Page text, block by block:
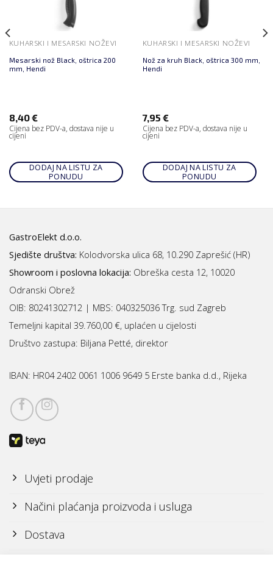
KUHARSKI I MESARSKI NOŽEVI
Mesarski nož Black, oštrica 200
mm, Hendi
8,40€
Cijena bez PDV-a, dostava nije u
cijeni
DODAJ NA LISTU ZA
PONUDU
KUHARSKI I MESARSKI NOŽEVI
Nož za kruh Black, oštrica 300 mm,
Hendi
7,95 €
Cijena bez PDV-a, dostava nije u
cijeni
DODAJ NA LISTU ZA
PONUDU
GastroElekt d.o.o.
Sjedište društva: Kolodvorska ulica 68, 10.290 Zaprešić (HR)
Showroom i poslovna lokacija: Obreška cesta 12, 10020
Odranski Obrež
OIB: 80241302712 | MBS: 040325036 Trg. sud Zagreb
Temeljni kapital 39.760,00 €, uplaćen u cijelosti
Društvo zastupa: Biljana Petté, direktor
IBAN: HR04 2402 0061 1006 9649 5 Erste banka d.d., Rijeka
Uvjeti prodaje
Načini plaćanja proizvoda i usluga
Dostava